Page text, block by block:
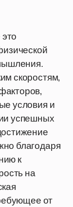
скоростям,
условия и
успешных
благодаря
к
на
от